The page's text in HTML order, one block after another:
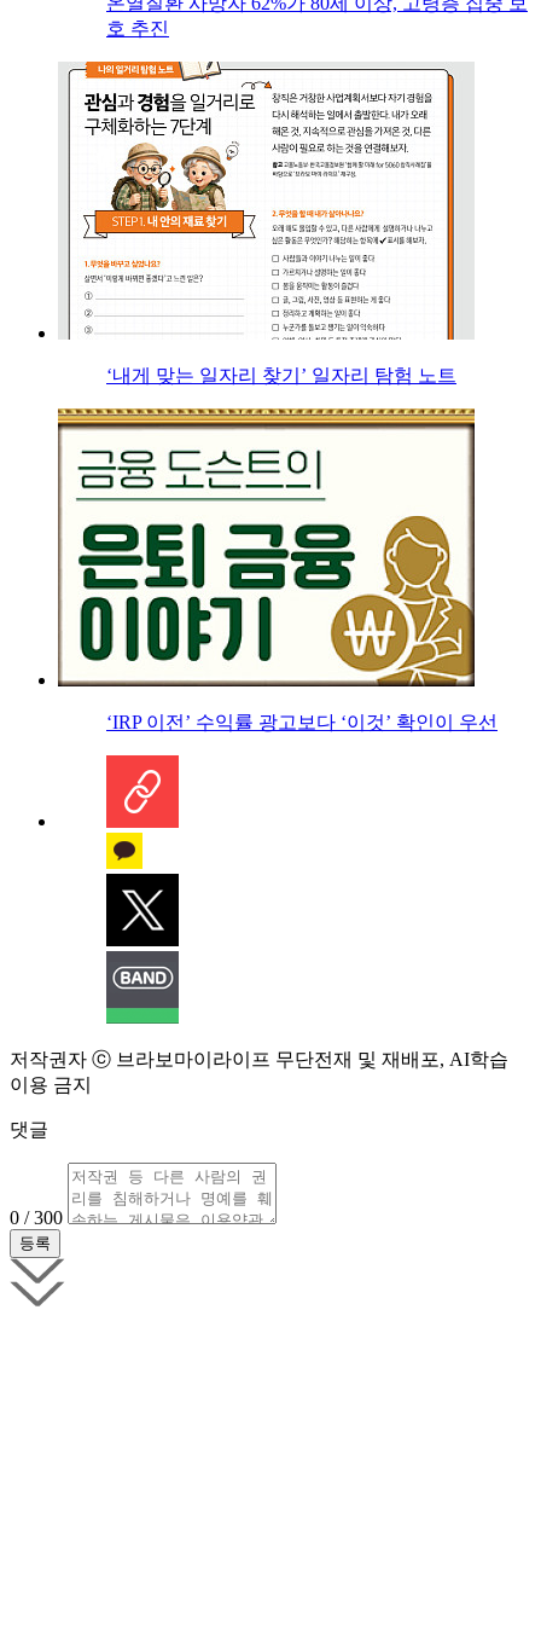
호 추진
‘내게 맞는 일자리 찾기’ 일자리 탐험 노트
‘IRP 이전’ 수익률 광고보다 ‘이것’ 확인이 우선
저작권자 ⓒ 브라보마이라이프 무단전재 및 재배포, AI학습
이용 금지
댓글
0 / 300